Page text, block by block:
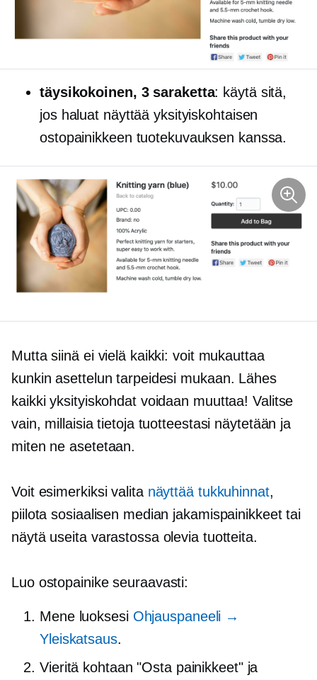
täysikokoinen, 3 saraketta: käytä sitä,
jos haluat näyttää yksityiskohtaisen
ostopainikkeen tuotekuvauksen kanssa.
Mutta siinä ei vielä kaikki: voit mukauttaa
kunkin asettelun tarpeidesi mukaan. Lähes
kaikki yksityiskohdat voidaan muuttaa! Valitse
vain, millaisia ​​tietoja tuotteestasi näytetään ja
miten ne asetetaan.
Voit esimerkiksi valita näyttää tukkuhinnat,
piilota sosiaalisen median jakamispainikkeet tai
näytä useita varastossa olevia tuotteita.
Luo ostopainike seuraavasti:
Mene luoksesi Ohjauspaneeli →
Yleiskatsaus.
Vieritä kohtaan "Osta painikkeet" ja